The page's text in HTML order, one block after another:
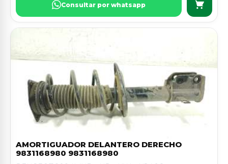
Consultar por whatsapp
AMORTIGUADOR DELANTERO DERECHO
9831168980 9831168980